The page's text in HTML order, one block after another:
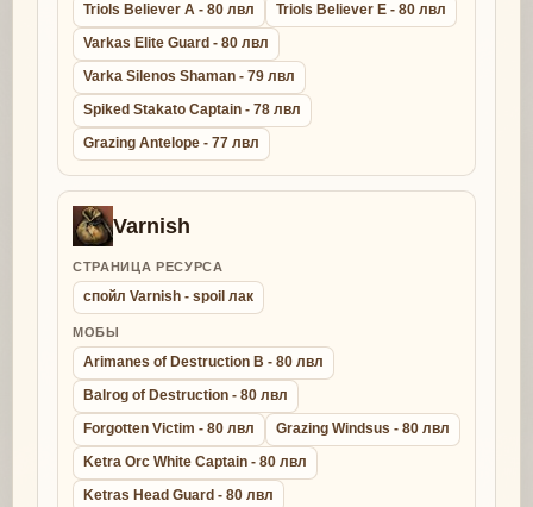
Triols Believer A - 80 лвл
Triols Believer E - 80 лвл
Varkas Elite Guard - 80 лвл
Varka Silenos Shaman - 79 лвл
Spiked Stakato Captain - 78 лвл
Grazing Antelope - 77 лвл
Varnish
СТРАНИЦА РЕСУРСА
спойл Varnish - spoil лак
МОБЫ
Arimanes of Destruction B - 80 лвл
Balrog of Destruction - 80 лвл
Forgotten Victim - 80 лвл
Grazing Windsus - 80 лвл
Ketra Orc White Captain - 80 лвл
Ketras Head Guard - 80 лвл